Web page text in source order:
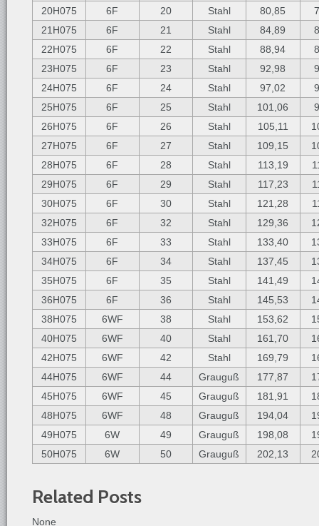
20H075
6F 20 Stahl 80,85
21H075
6F 21 Stahl 84,89
22H075
6F 22 Stahl 88,94
23H075
6F 23 Stahl 92,98
24H075
6F 24 Stahl 97,02
25H075
6F 25 Stahl 101,06
26H075
6F 26 Stahl 105,11
27H075
6F 27 Stahl 109,15
28H075
6F 28 Stahl 113,19
29H075
6F 29 Stahl 117,23
30H075
6F 30 Stahl 121,28
32H075
6F 32 Stahl 129,36
33H075
6F 33 Stahl 133,40
34H075
6F 34 Stahl 137,45
35H075
6F 35 Stahl 141,49
36H075
6F 36 Stahl 145,53
38H075
6WF 38 Stahl 153,62
40H075
6WF 40 Stahl 161,70
42H075
6WF 42 Stahl 169,79
44H075
6WF 44 Grauguß 177,87
45H075
6WF 45 Grauguß 181,91
48H075
6WF 48 Grauguß 194,04
49H075
6W 49 Grauguß 198,08
50H075
6W 50 Grauguß 202,13
Related Posts
None